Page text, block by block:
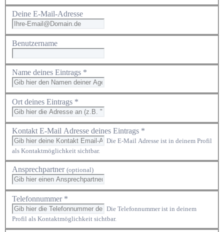
Deine E-Mail-Adresse
Benutzername
Name deines Eintrags *
Ort deines Eintrags *
Kontakt E-Mail Adresse deines Eintrags *
Die E-Mail Adresse ist in deinem Profil
als Kontaktmöglichkeit sichtbar.
Ansprechpartner (optional)
Telefonnummer *
Die Telefonnummer ist in deinem
Profil als Kontaktmöglichkeit sichtbar.